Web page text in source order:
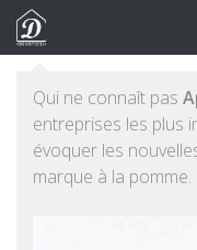
Skip to content
Qui ne connaît pas
entreprises les plus
évoquer les
marque à la pomme.